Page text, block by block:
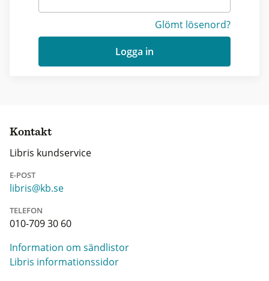
Glömt lösenord?
Logga in
Kontakt
Libris kundservice
E-POST
libris@kb.se
TELEFON
010-709 30 60
Information om sändlistor
Libris informationssidor